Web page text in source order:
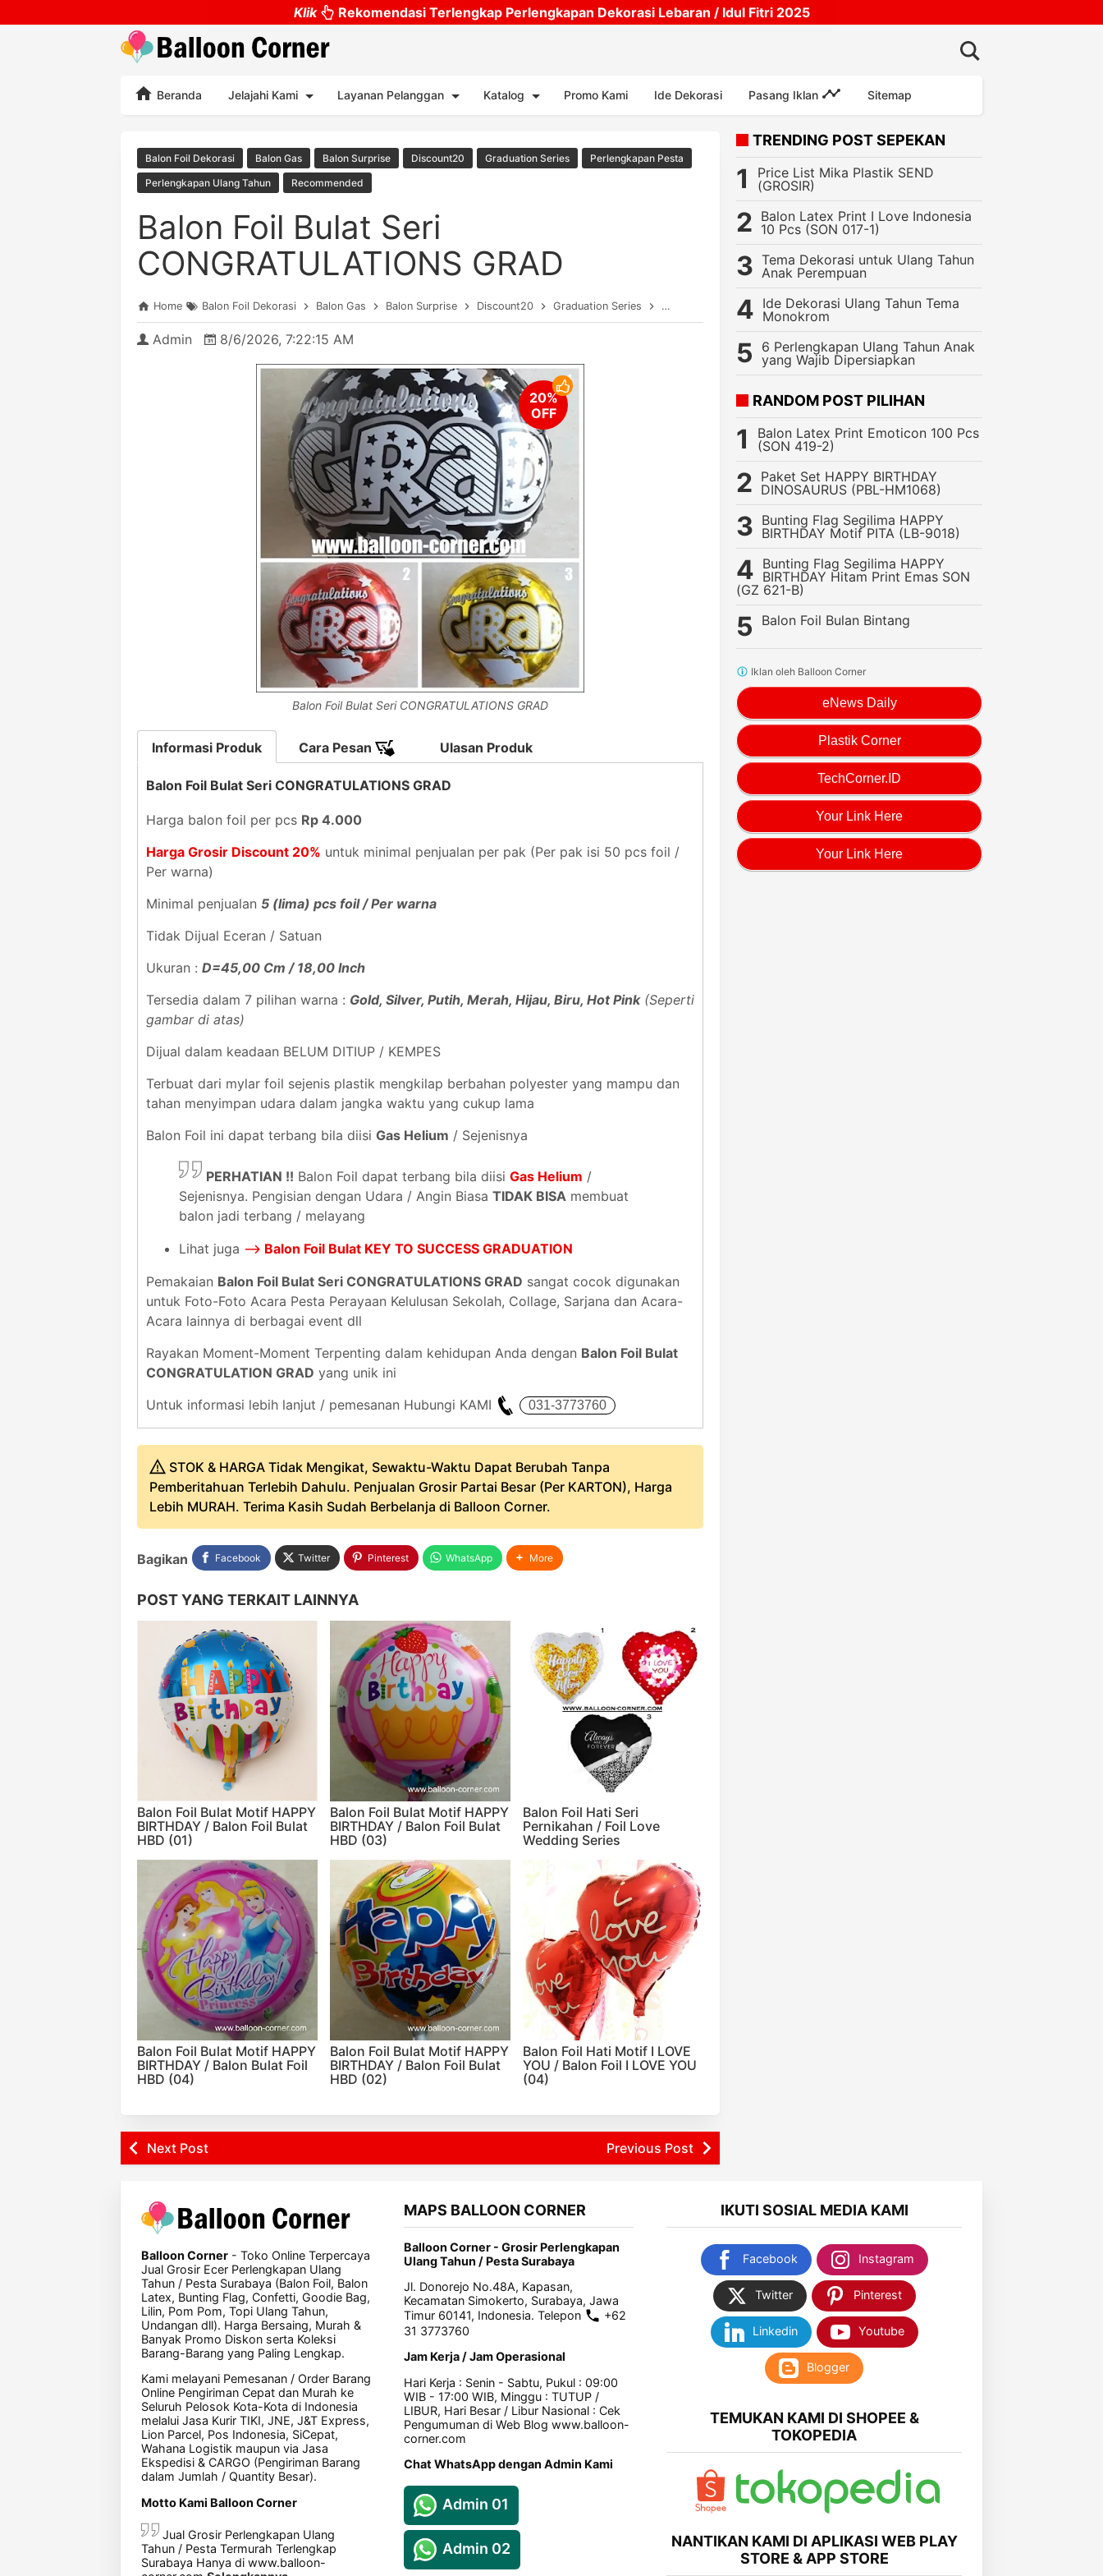
Skip to main content
Klik Rekomendasi Terlengkap Perlengkapan Dekorasi Lebaran / Idul Fitri 2025
Beranda Jelajahi Kami Layanan Pelanggan Katalog Promo Kami Ide Dekorasi Pasang Iklan Sitemap
Balon Foil Dekorasi Balon Gas Balon Surprise Discount20 Graduation Series
Perlengkapan Pesta
Perlengkapan Ulang Tahun
Recommended
Balon Foil Bulat Seri
CONGRATULATIONS GRAD
Home Balon Foil Dekorasi Balon Gas Balon Surprise Discount20 Graduation Series Perlengkapan Pesta Perlengkapan Ulang Tahun Recommended
Admin 8/6/2026, 7:22:15 AM
Balon Foil Bulat Seri CONGRATULATIONS GRAD
Informasi Produk
Balon Foil Bulat Seri CONGRATULATIONS GRAD
Harga balon foil per pcs Rp 4.000
Harga Grosir Discount 20% untuk minimal penjualan per pak (Per pak isi 50 pcs foil /
Per warna)
Minimal penjualan 5 (lima) pcs foil / Per warna
Tidak Dijual Eceran / Satuan
Ukuran : D=45,00 Cm / 18,00 Inch
Tersedia dalam 7 pilihan warna : Gold, Silver, Putih, Merah, Hijau, Biru, Hot Pink(Seperti
gambar di atas)
Dijual dalam keadaan BELUM DITIUP / KEMPES
Terbuat dari mylar foil sejenis plastik mengkilap berbahan polyester yang mampu dan
tahan menyimpan udara dalam jangka waktu yang cukup lama
Balon Foil ini dapat terbang bila diisi Gas Helium / Sejenisnya
PERHATIAN !! Balon Foil dapat terbang bila diisi Gas Helium /
Sejenisnya. Pengisian dengan Udara / Angin Biasa TIDAK BISA membuat
balon jadi terbang / melayang
Lihat juga --> Balon Foil Bulat KEY TO SUCCESS GRADUATION
Pemakaian Balon Foil Bulat Seri CONGRATULATIONS GRAD sangat cocok digunakan
untuk Foto-Foto Acara Pesta Perayaan Kelulusan Sekolah, Collage, Sarjana dan Acara-
Acara lainnya di berbagai event dll
Rayakan Moment-Moment Terpenting dalam kehidupan Anda dengan Balon Foil Bulat
CONGRATULATION GRAD yang unik ini
Untuk informasi lebih lanjut / pemesanan Hubungi KAMI
Cara Pesan Ulasan Produk
STOK & HARGA Tidak Mengikat, Sewaktu-Waktu Dapat Berubah Tanpa
Pemberitahuan Terlebih Dahulu. Penjualan Grosir Partai Besar (Per KARTON), Harga
Lebih MURAH. Terima Kasih Sudah Berbelanja di Balloon Corner.
Bagikan Facebook Twitter Pinterest WhatsApp More
POST YANG TERKAIT LAINNYA
Balon Foil Bulat Motif HAPPY
BIRTHDAY / Balon Foil Bulat
HBD (01)
Balon Foil Bulat Motif HAPPY
BIRTHDAY / Balon Foil Bulat
HBD (03)
Balon Foil Hati Seri
Pernikahan / Foil Love
Wedding Series
Balon Foil Bulat Motif HAPPY
BIRTHDAY / Balon Bulat Foil
HBD (04)
Balon Foil Bulat Motif HAPPY
BIRTHDAY / Balon Foil Bulat
HBD (02)
Balon Foil Hati Motif I LOVE
YOU / Balon Foil I LOVE YOU
(04)
Next Post Previous Post
TRENDING POST SEPEKAN
Price List Mika Plastik SEND
(GROSIR)
Balon Latex Print I Love Indonesia
10 Pcs (SON 017-1)
Tema Dekorasi untuk Ulang Tahun
Anak Perempuan
Ide Dekorasi Ulang Tahun Tema
Monokrom
6 Perlengkapan Ulang Tahun Anak
yang Wajib Dipersiapkan
RANDOM POST PILIHAN
Balon Latex Print Emoticon 100 Pcs
(SON 419-2)
Paket Set HAPPY BIRTHDAY
DINOSAURUS (PBL-HM1068)
Bunting Flag Segilima HAPPY
BIRTHDAY Motif PITA (LB-9018)
Bunting Flag Segilima HAPPY
BIRTHDAY Hitam Print Emas SON
(GZ 621-B)
Balon Foil Bulan Bintang
eNews Daily
Plastik Corner
TechCorner.ID
Your Link Here
Your Link Here
Iklan oleh Balloon Corner
Balloon Corner - Toko Online Terpercaya
Jual Grosir Ecer Perlengkapan Ulang
Tahun / Pesta Surabaya (Balon Foil, Balon
Latex, Bunting Flag, Confetti, Goodie Bag,
Lilin, Pom Pom, Topi Ulang Tahun,
Undangan dll). Harga Bersaing, Murah &
Banyak Promo Diskon serta Koleksi
Barang-Barang yang Paling Lengkap.
Kami melayani Pemesanan / Order Barang
Online Pengiriman Cepat dan Murah ke
Seluruh Pelosok Kota-Kota di Indonesia
melalui Jasa Kurir TIKI, JNE, J&T Express,
Lion Parcel, Pos Indonesia, SiCepat,
Wahana Logistik maupun via Jasa
Ekspedisi & CARGO (Pengiriman Barang
dalam Jumlah / Quantity Besar).
Motto Kami Balloon Corner
Jual Grosir Perlengkapan Ulang
Tahun / Pesta Termurah Terlengkap
Surabaya Hanya di www.balloon-
MAPS BALLOON CORNER
Balloon Corner - Grosir Perlengkapan
Ulang Tahun / Pesta Surabaya
Jl. Donorejo No.48A, Kapasan,
Kecamatan Simokerto, Surabaya, Jawa
Timur 60141, Indonesia. Telepon
+62
31 3773760
Jam Kerja / Jam Operasional
Hari Kerja : Senin - Sabtu, Pukul : 09:00
WIB - 17:00 WIB, Minggu : TUTUP /
LIBUR, Hari Besar / Libur Nasional : Cek
Pengumuman di Web Blog www.balloon-
corner.com
Chat WhatsApp dengan Admin Kami
Admin 01
Admin 02
IKUTI SOSIAL MEDIA KAMI
Facebook Instagram
Twitter Pinterest
Linkedin Youtube
Blogger
TEMUKAN KAMI DI SHOPEE &
TOKOPEDIA
NANTIKAN KAMI DI APLIKASI WEB PLAY
STORE & APP STORE